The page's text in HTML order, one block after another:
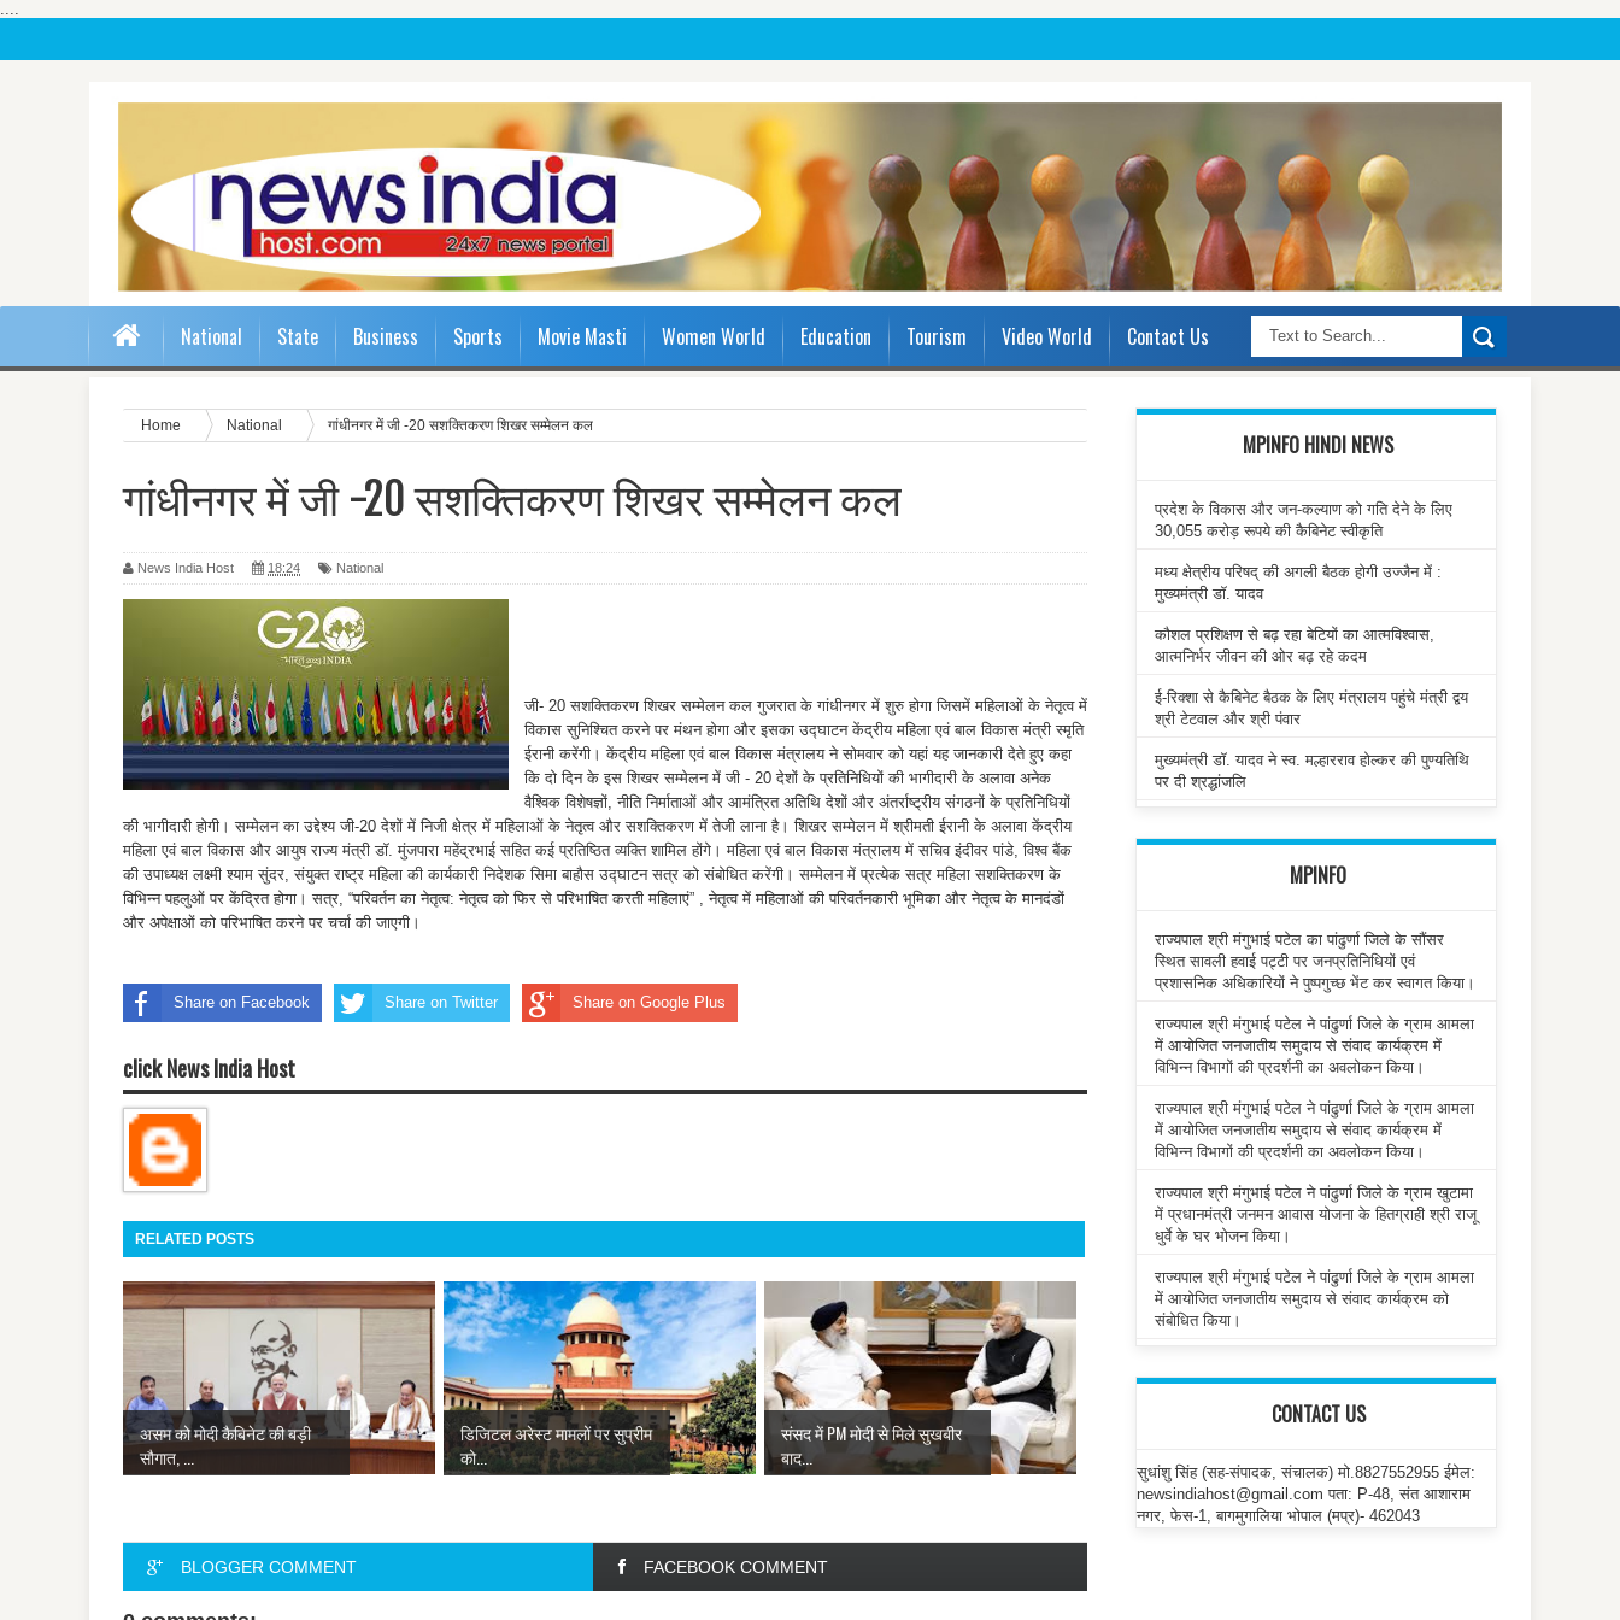
....
National State Business Sports Movie Masti Women World Education Tourism Video World Contact Us
Home National गांधीनगर में जी -20 सशक्तिकरण शिखर सम्मेलन कल
गांधीनगर में जी -20 सशक्तिकरण शिखर सम्मेलन कल
News India Host 18:24 National
जी- 20 सशक्तिकरण शिखर सम्मेलन कल गुजरात के गांधीनगर में शुरु होगा जिसमें महिलाओं के नेतृत्व में
विकास सुनिश्चित करने पर मंथन होगा और इसका उद्घाटन केंद्रीय महिला एवं बाल विकास मंत्री स्मृति
ईरानी करेंगी। केंद्रीय महिला एवं बाल विकास मंत्रालय ने सोमवार को यहां यह जानकारी देते हुए कहा
कि दो दिन के इस शिखर सम्मेलन में जी - 20 देशों के प्रतिनिधियों की भागीदारी के अलावा अनेक
वैश्विक विशेषज्ञों, नीति निर्माताओं और आमंत्रित अतिथि देशों और अंतर्राष्ट्रीय संगठनों के प्रतिनिधियों
की भागीदारी होगी। सम्मेलन का उद्देश्य जी-20 देशों में निजी क्षेत्र में महिलाओं के नेतृत्व और सशक्तिकरण में तेजी लाना है। शिखर सम्मेलन में श्रीमती ईरानी के अलावा केंद्रीय
महिला एवं बाल विकास और आयुष राज्य मंत्री डॉ. मुंजपारा महेंद्रभाई सहित कई प्रतिष्ठित व्यक्ति शामिल होंगे। महिला एवं बाल विकास मंत्रालय में सचिव इंदीवर पांडे, विश्व बैंक
की उपाध्यक्ष लक्ष्मी श्याम सुंदर, संयुक्त राष्ट्र महिला की कार्यकारी निदेशक सिमा बाहौस उद्घाटन सत्र को संबोधित करेंगी। सम्मेलन में प्रत्येक सत्र महिला सशक्तिकरण के
विभिन्न पहलुओं पर केंद्रित होगा। सत्र, “परिवर्तन का नेतृत्व: नेतृत्व को फिर से परिभाषित करती महिलाएं” , नेतृत्व में महिलाओं की परिवर्तनकारी भूमिका और नेतृत्व के मानदंडों
और अपेक्षाओं को परिभाषित करने पर चर्चा की जाएगी।
Share on Facebook Share on Twitter Share on Google Plus
click News India Host
RELATED POSTS
असम को मोदी कैबिनेट की बड़ी
सौगात, ...
डिजिटल अरेस्ट मामलों पर सुप्रीम
को...
संसद में PM मोदी से मिले सुखबीर
बाद...
BLOGGER COMMENT FACEBOOK COMMENT
MPINFO HINDI NEWS
प्रदेश के विकास और जन-कल्याण को गति देने के लिए
30,055 करोड़ रूपये की कैबिनेट स्वीकृति
मध्य क्षेत्रीय परिषद् की अगली बैठक होगी उज्जैन में :
मुख्यमंत्री डॉ. यादव
कौशल प्रशिक्षण से बढ़ रहा बेटियों का आत्मविश्वास,
आत्मनिर्भर जीवन की ओर बढ़ रहे कदम
ई-रिक्शा से कैबिनेट बैठक के लिए मंत्रालय पहुंचे मंत्री द्वय
श्री टेटवाल और श्री पंवार
मुख्यमंत्री डॉ. यादव ने स्व. मल्हारराव होल्कर की पुण्यतिथि
पर दी श्रद्धांजलि
MPINFO
राज्यपाल श्री मंगुभाई पटेल का पांढुर्णा जिले के सौंसर
स्थित सावली हवाई पट्टी पर जनप्रतिनिधियों एवं
प्रशासनिक अधिकारियों ने पुष्पगुच्छ भेंट कर स्वागत किया।
राज्यपाल श्री मंगुभाई पटेल ने पांढुर्णा जिले के ग्राम आमला
में आयोजित जनजातीय समुदाय से संवाद कार्यक्रम में
विभिन्न विभागों की प्रदर्शनी का अवलोकन किया।
राज्यपाल श्री मंगुभाई पटेल ने पांढुर्णा जिले के ग्राम आमला
में आयोजित जनजातीय समुदाय से संवाद कार्यक्रम में
विभिन्न विभागों की प्रदर्शनी का अवलोकन किया।
राज्यपाल श्री मंगुभाई पटेल ने पांढुर्णा जिले के ग्राम खुटामा
में प्रधानमंत्री जनमन आवास योजना के हितग्राही श्री राजू
धुर्वे के घर भोजन किया।
राज्यपाल श्री मंगुभाई पटेल ने पांढुर्णा जिले के ग्राम आमला
में आयोजित जनजातीय समुदाय से संवाद कार्यक्रम को
संबोधित किया।
CONTACT US
सुधांशु सिंह (सह-संपादक, संचालक) मो.8827552955 ईमेल:
newsindiahost@gmail.com पता: P-48, संत आशाराम
नगर, फेस-1, बागमुगालिया भोपाल (मप्र)- 462043